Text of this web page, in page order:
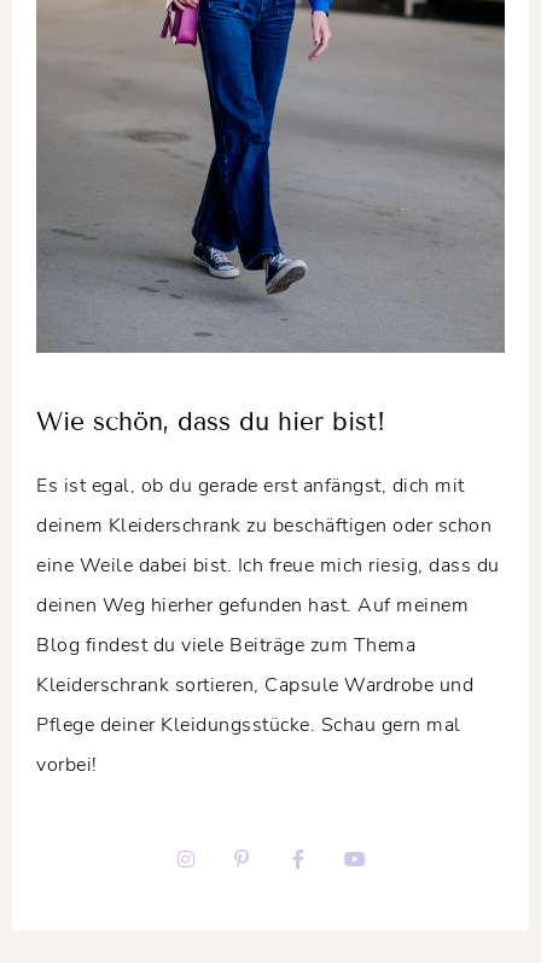
Wie schön, dass du hier bist!
Es ist egal, ob du gerade erst anfängst, dich mit
deinem Kleiderschrank zu beschäftigen oder schon
eine Weile dabei bist. Ich freue mich riesig, dass du
deinen Weg hierher gefunden hast. Auf meinem
Blog findest du viele Beiträge zum Thema
Kleiderschrank sortieren, Capsule Wardrobe und
Pflege deiner Kleidungsstücke. Schau gern mal
vorbei!